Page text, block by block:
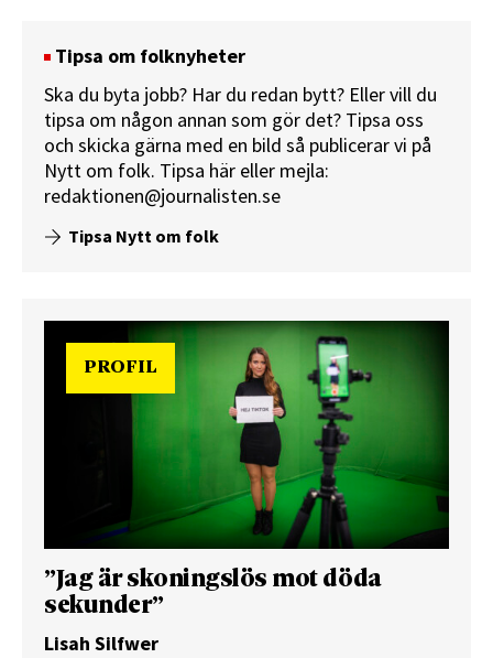
Tipsa om folknyheter
Ska du byta jobb? Har du redan bytt? Eller vill du
tipsa om någon annan som gör det? Tipsa oss
och skicka gärna med en bild så publicerar vi på
Nytt om folk. Tipsa här eller mejla:
redaktionen@journalisten.se
Tipsa Nytt om folk
PROFIL
”Jag är skoningslös mot döda
sekunder”
Lisah Silfwer